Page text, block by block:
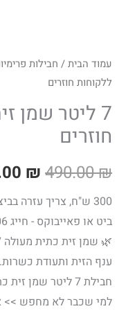
עמוד הבית/ חבילות
ללקוחות חוזרים
7 ליטר שמן
חוזרים
490.00₪
₪
300 ש"ח, צריך עזרה
ביט או פאייבוקס - חייג 052-6555406
ענף הזית ותעודת
חבילת 7 ליטר
למי שכבר לא מחפש >>